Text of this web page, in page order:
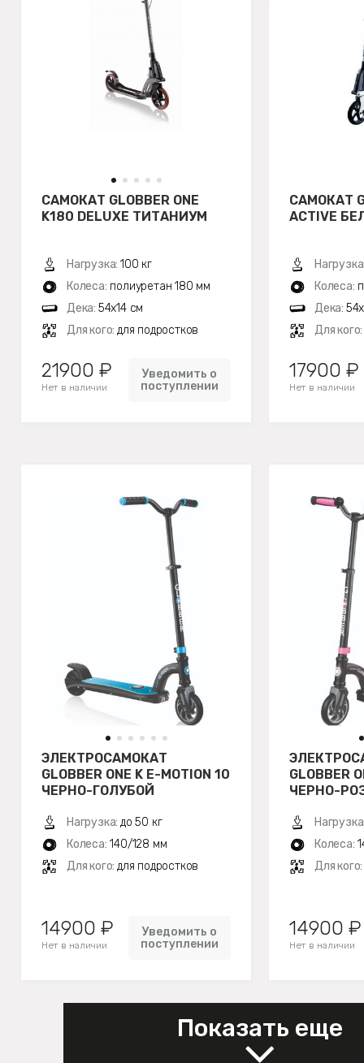
САМОКАТ GLOBBER ONE
K180 DELUXE ТИТАНИУМ
Нагрузка: 100 кг
Колеса: полиуретан 180 мм
Дека: 54x14 см
Для кого: для подростков
21900 ₽
Нет в наличии
Уведомить о
поступлении
САМОКАТ
ACTIVE
Колеса:
Дека:
Для кого:
17900 ₽
Нет в наличии
ЭЛЕКТРОСАМОКАТ
GLOBBER ONE K E-MOTION 10
ЧЕРНО-ГОЛУБОЙ
Нагрузка: до 50 кг
Колеса: 140/128 мм
Для кого: для подростков
14900 ₽
Нет в наличии
Уведомить о
поступлении
GLOBBER
ЧЕРНО-
Колеса:
Для кого:
14900 ₽
Нет в наличии
Показать еще